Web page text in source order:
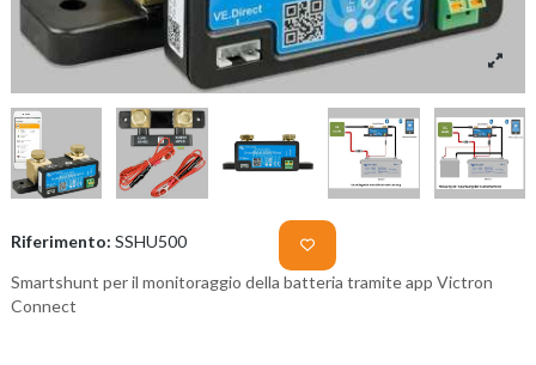
Riferimento: SSHU500
Smartshunt per il monitoraggio della batteria tramite app Victron
Connect